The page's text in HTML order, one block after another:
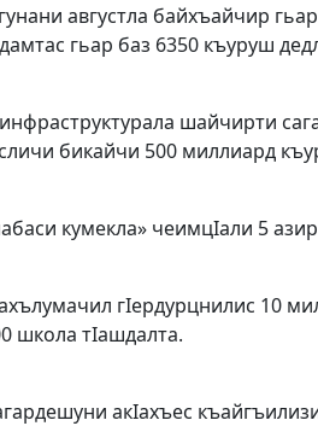
августла байхъайчир
гьар баз 6350 къуруш
шайчирти
бикайчи 500 миллиард
кумекла» чеимцIали 5
гIердурцнилис 10
школа тIашдалта.
акIахъес